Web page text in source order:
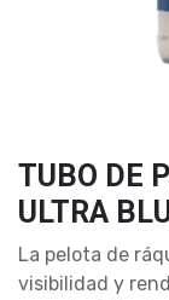
TUBO DE
ULTRA
La pelota de
visibilidad y